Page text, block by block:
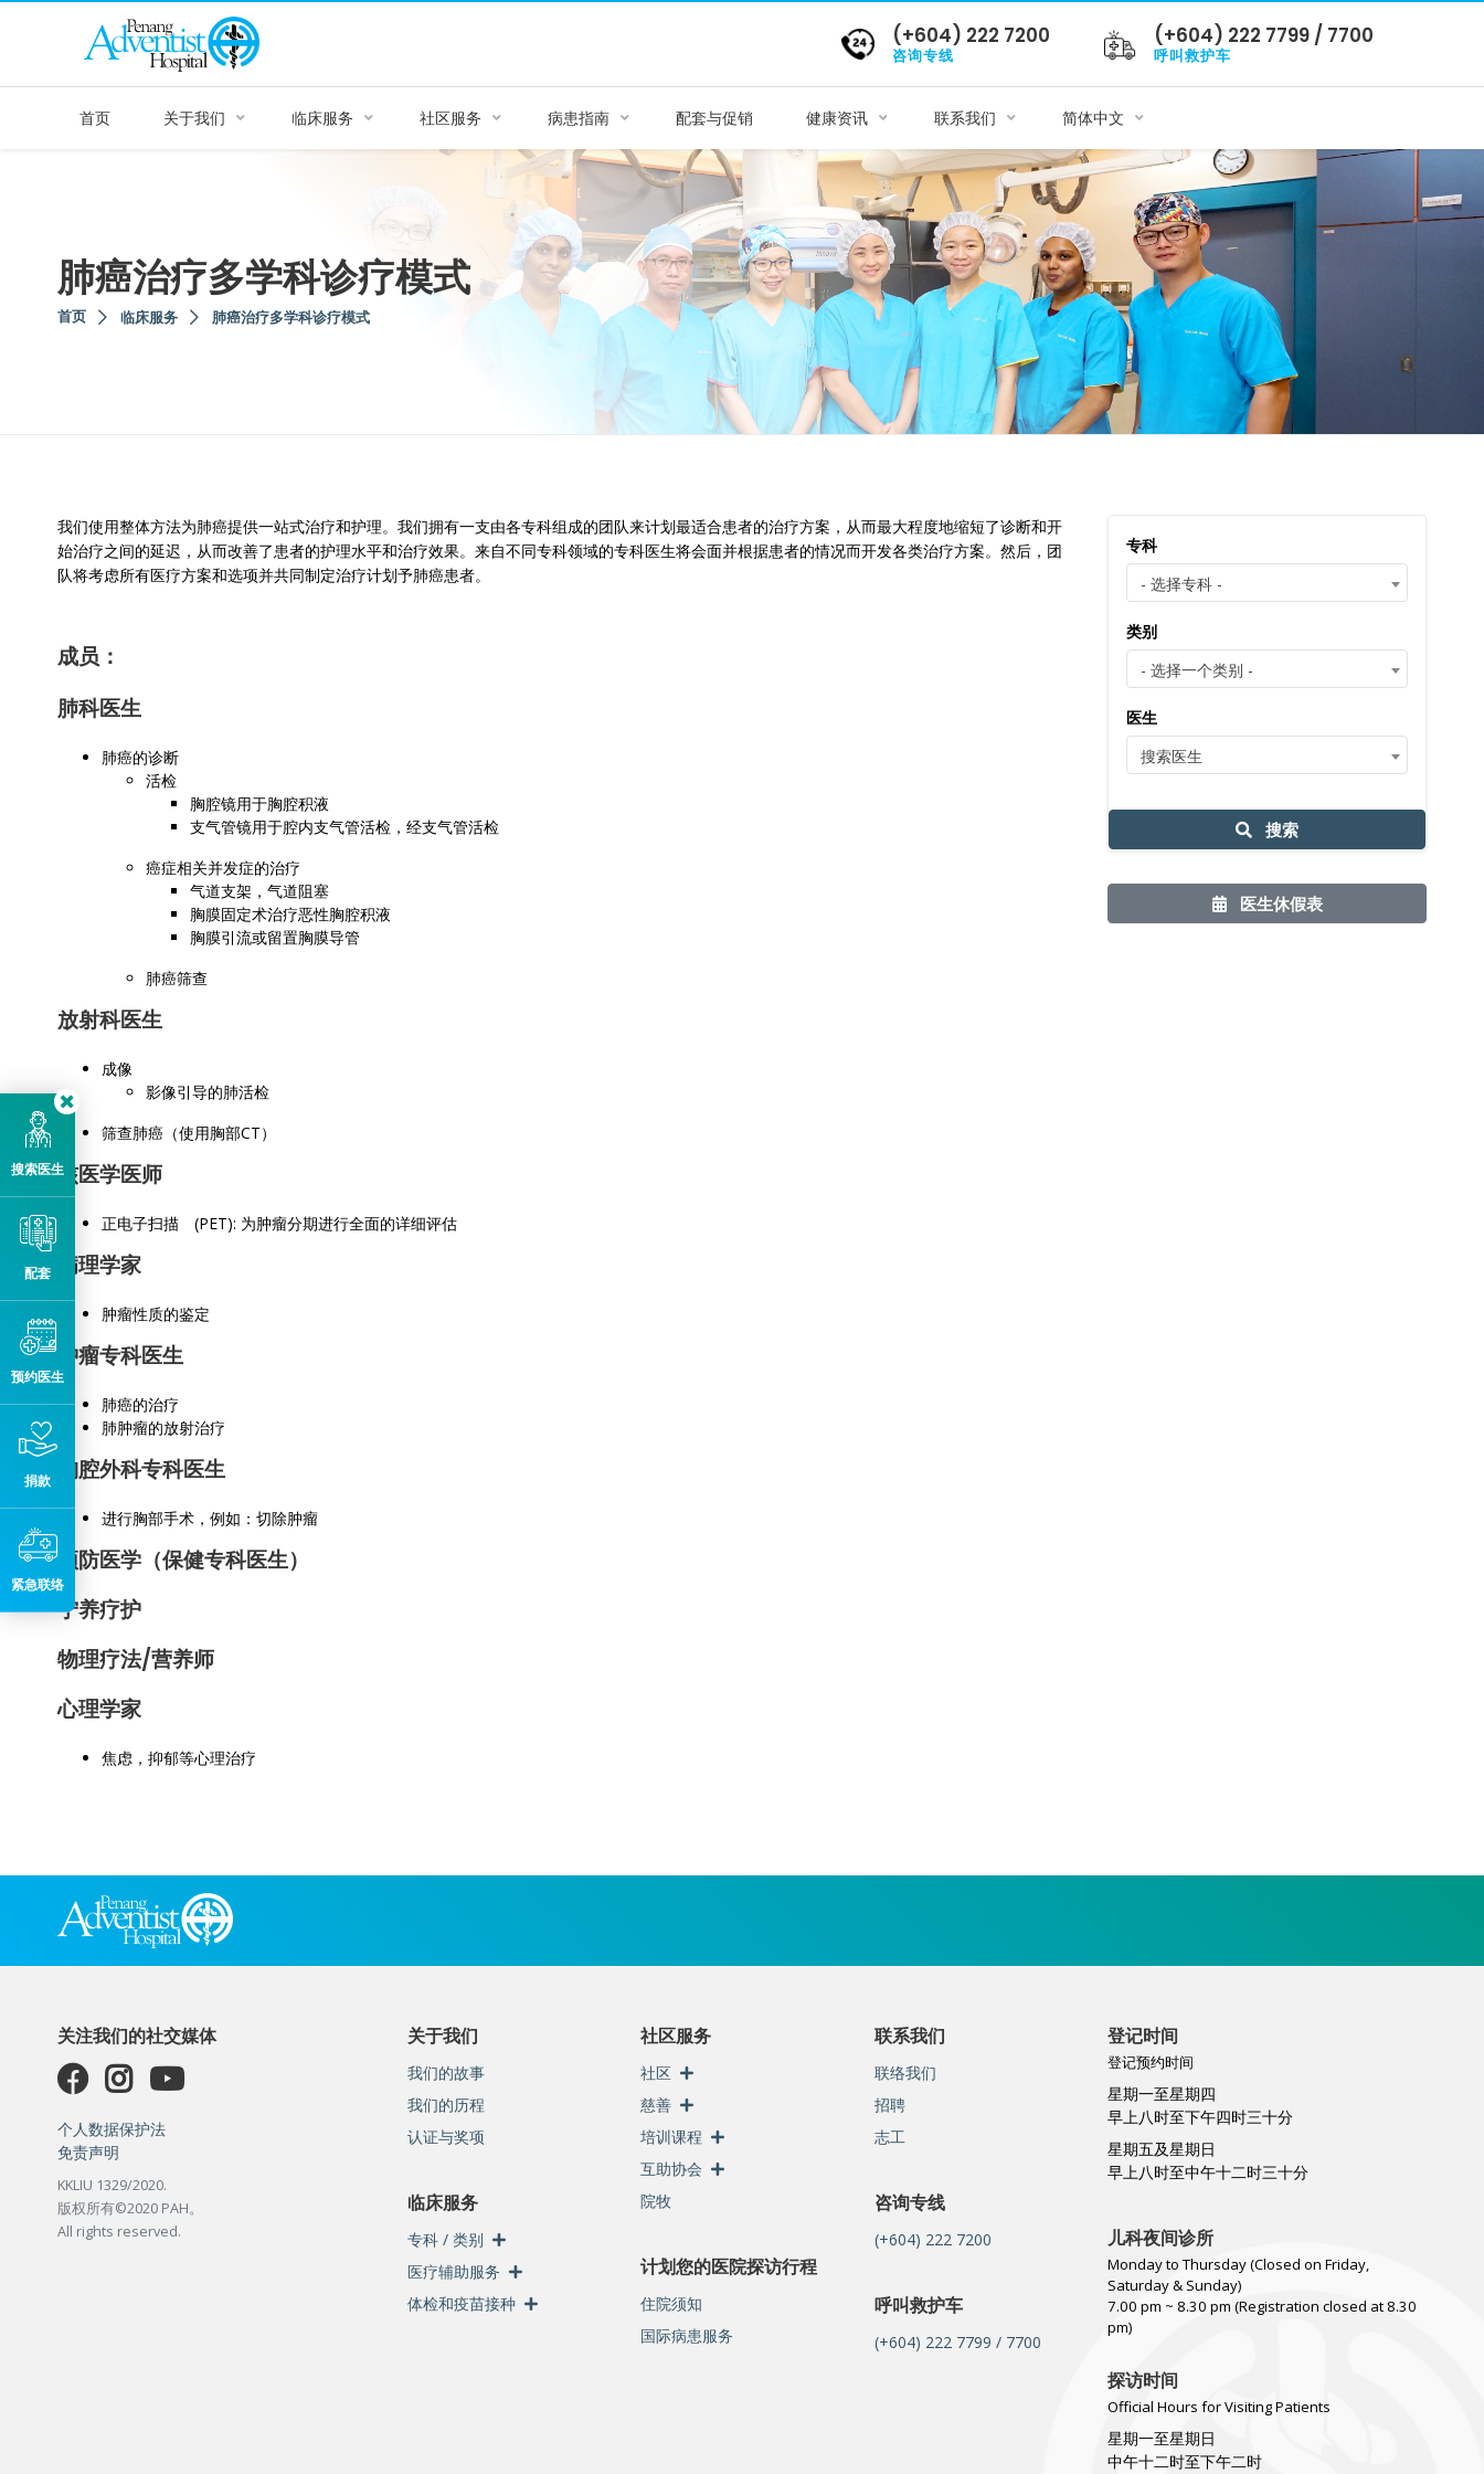
(+604) 222 7200
咨询专线
(+604) 222 7799 / 7700
呼叫救护车
首页 关于我们 临床服务 社区服务 病患指南 配套与促销 健康资讯 联系我们 简体中文
肺癌治疗多学科诊疗模式
首页 临床服务 肺癌治疗多学科诊疗模式
我们使用整体方法为肺癌提供一站式治疗和护理。我们拥有一支由各专科组成的团队来计划最适合患者的治疗方案，从而最大程度地缩短了诊断和开
始治疗之间的延迟，从而改善了患者的护理水平和治疗效果。来自不同专科领域的专科医生将会面并根据患者的情况而开发各类治疗方案。然后，团
队将考虑所有医疗方案和选项并共同制定治疗计划予肺癌患者。
成员：
肺科医生
肺癌的诊断
活检
胸腔镜用于胸腔积液
支气管镜用于腔内支气管活检，经支气管活检
癌症相关并发症的治疗
气道支架，气道阻塞
胸膜固定术治疗恶性胸腔积液
胸膜引流或留置胸膜导管
肺癌筛查
放射科医生
成像
影像引导的肺活检
筛查肺癌（使用胸部CT）
核医学医师
正电子扫描 (PET): 为肿瘤分期进行全面的详细评估
病理学家
肿瘤性质的鉴定
肿瘤专科医生
肺癌的治疗
肺肿瘤的放射治疗
胸腔外科专科医生
进行胸部手术，例如：切除肿瘤
预防医学（保健专科医生）
宁养疗护
物理疗法/营养师
心理学家
焦虑，抑郁等心理治疗
专科
- 选择专科 -
类别
- 选择一个类别 -
医生
搜索医生
搜索
医生休假表
关注我们的社交媒体
个人数据保护法
免责声明
KKLIU 1329/2020.
版权所有©2020 PAH。
All rights reserved.
关于我们
我们的故事
我们的历程
认证与奖项
临床服务
专科 / 类别
医疗辅助服务
体检和疫苗接种
社区服务
社区
慈善
培训课程
互助协会
院牧
计划您的医院探访行程
住院须知
国际病患服务
联系我们
联络我们
招聘
志工
咨询专线
(+604) 222 7200
呼叫救护车
(+604) 222 7799 / 7700
登记时间
登记预约时间
星期一至星期四
早上八时至下午四时三十分
星期五及星期日
早上八时至中午十二时三十分
儿科夜间诊所
Monday to Thursday (Closed on Friday,
Saturday & Sunday)
7.00 pm ~ 8.30 pm (Registration closed at 8.30
pm)
探访时间
Official Hours for Visiting Patients
星期一至星期日
中午十二时至下午二时
搜索医生
配套
预约医生
捐款
紧急联络